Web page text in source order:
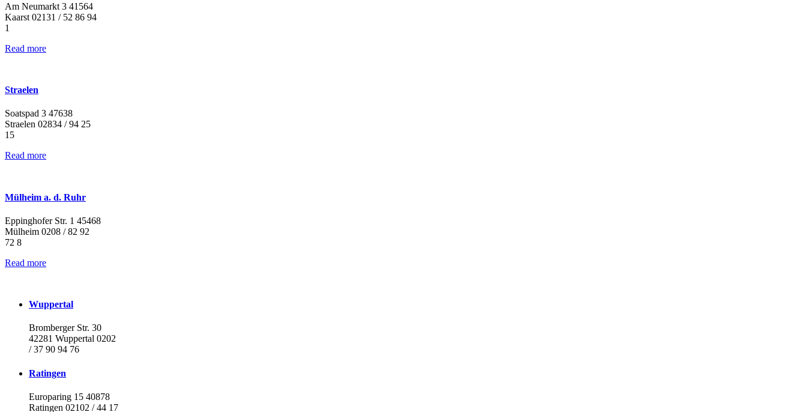
Am Neumarkt 3 41564
Kaarst 02131 / 52 86 94
1
Read more
Straelen
Soatspad 3 47638
Straelen 02834 / 94 25
15
Read more
Mülheim a. d. Ruhr
Eppinghofer Str. 1 45468
Mülheim 0208 / 82 92
72 8
Read more
Wuppertal
Bromberger Str. 30
42281 Wuppertal 0202
/ 37 90 94 76
Ratingen
Europaring 15 40878
Ratingen 02102 / 44 17